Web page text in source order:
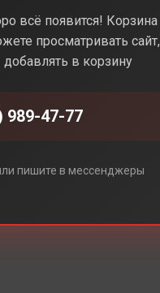
всё появится! Корзина
просматривать сайт,
в корзину
989-47-77
пишите в мессенджеры